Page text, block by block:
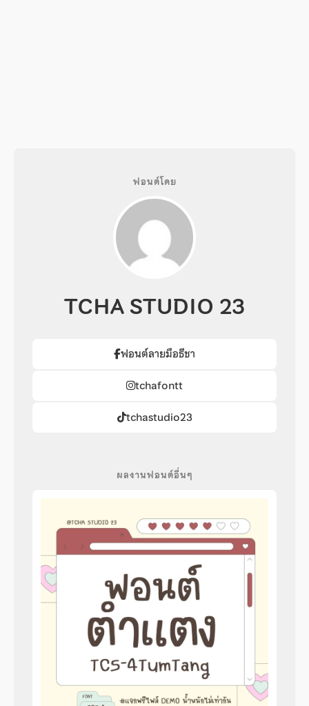
ฟอนต์โดย
TCHA STUDIO 23
ฟอนต์ลายมือธีชา
tchafontt
tchastudio23
ผลงานฟอนต์อื่นๆ